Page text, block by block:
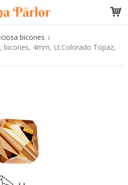
blivit tillagd i varukorgen
bicones
bicones, 4mm, Lt.Colorado Topaz,